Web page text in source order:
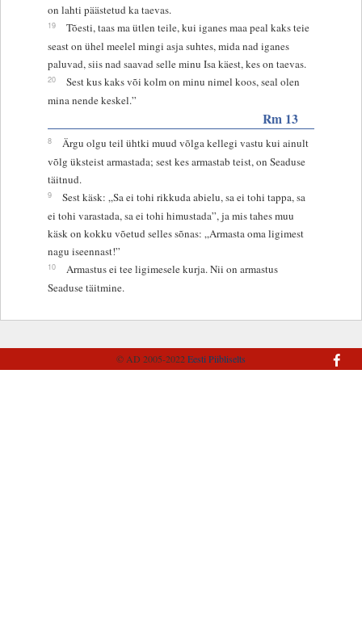
on lahti päästetud ka taevas.
19
Tõesti, taas ma ütlen teile, kui iganes maa peal kaks teie
seast on ühel meelel mingi asja suhtes, mida nad iganes
paluvad, siis nad saavad selle minu Isa käest, kes on taevas.
20
Sest kus kaks või kolm on minu nimel koos, seal olen
mina nende keskel.”
Rm 13
8
Ärgu olgu teil ühtki muud võlga kellegi vastu kui ainult
võlg üksteist armastada; sest kes armastab teist, on Seaduse
täitnud.
9
Sest käsk: „Sa ei tohi rikkuda abielu, sa ei tohi tappa, sa
ei tohi varastada, sa ei tohi himustada”, ja mis tahes muu
käsk on kokku võetud selles sõnas: „Armasta oma ligimest
nagu iseennast!”
10
Armastus ei tee ligimesele kurja. Nii on armastus
Seaduse täitmine.
© AD 2005-2022Eesti Piibliselts